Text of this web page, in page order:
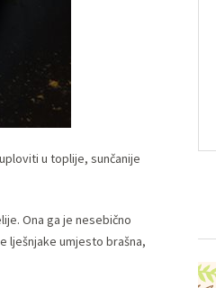
u toplije, sunčanije
Ona ga je nesebično
lješnjake umjesto brašna,